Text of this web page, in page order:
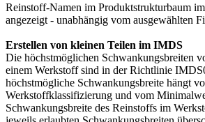
Reinstoff-Namen im Produktstrukturbaum
angezeigt - unabhängig vom ausgewählten
Erstellen von kleinen Teilen im IMDS
Die höchstmöglichen Schwankungsbreiten
einem Werkstoff sind in der Richtlinie
höchstmögliche Schwankungsbreite hängt
Werkstoffklassifizierung und vom
Schwankungsbreite des Reinstoffs im